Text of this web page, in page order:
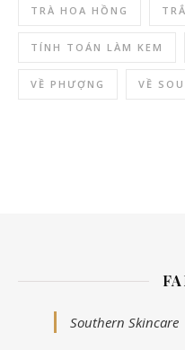
TRÀ HOA HỒNG
TÍNH TOÁN LÀM KEM
VỀ PHƯỢNG VỀ
Southern Skincare